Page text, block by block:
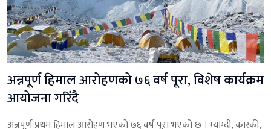
अन्नपूर्ण हिमाल आरोहणको ७६ वर्ष पूरा, विशेष कार्यक्रम
आयोजना गरिँदै
अन्नपूर्ण प्रथम हिमाल आरोहण भएको ७६ वर्ष पूरा भएको छ । म्याग्दी, कास्की,